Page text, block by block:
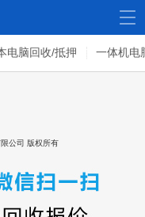
电脑回收/抵押 一体机电
公司 版权所有